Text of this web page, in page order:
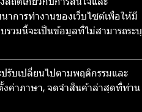
การทำงานของเว็บไซต์เพื่อให้มี
วมนี้จะเป็นข้อมูลที่ไม่สามารถระบุ
รับเปลี่ยนไปตามพฤติกรรมและ
งค่าภาษา, จดจำสินค้าล่าสุดที่ท่าน